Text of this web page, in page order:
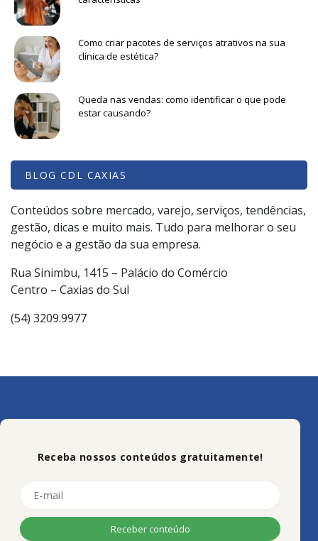
Como criar pacotes de serviços atrativos na sua
clínica de estética?
Queda nas vendas: como identificar o que pode
estar causando?
BLOG CDL CAXIAS
Conteúdos sobre mercado, varejo, serviços, tendências,
gestão, dicas e muito mais. Tudo para melhorar o seu
negócio e a gestão da sua empresa.
Rua Sinimbu, 1415 – Palácio do Comércio
Centro – Caxias do Sul
(54) 3209.9977
Receba nossos conteúdos gratuitamente!